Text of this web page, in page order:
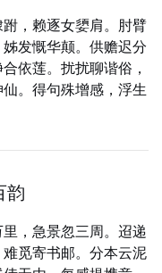
，赖逐女嬃肩。肘臂
发慨华颠。供赡迟分
依莲。扰扰聊谐俗，
。得句殊增感，浮生
韵
，急景忽三周。迢递
觅寄书邮。分本云泥